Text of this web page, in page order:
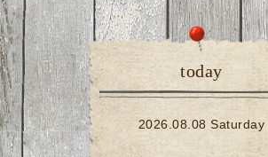
today
2026.08.08 Saturday